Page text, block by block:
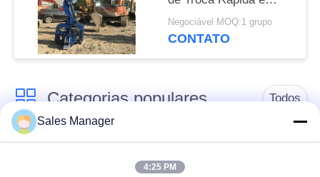
Cravação Vibratória
Eficiente de Trilhos de
Negociável MOQ:1 grupo
CONTATO
Categorias populares Todos
hidráulica de pilha
escavadeira montado
pile driver
Sales Manager
4:25 PM